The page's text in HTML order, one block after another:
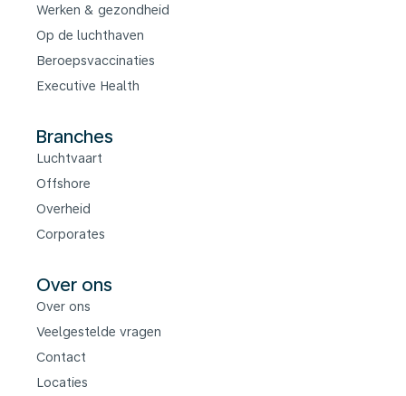
Werken & gezondheid
Op de luchthaven
Beroepsvaccinaties
Executive Health
Branches
Luchtvaart
Offshore
Overheid
Corporates
Over ons
Over ons
Veelgestelde vragen
Contact
Locaties